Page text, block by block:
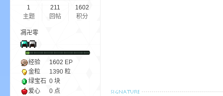
1
主题
211
回帖
1602
积分
凋卍零
经验 1602 EP
金粒
1390 粒
绿宝石 0 块
爱心
0 点